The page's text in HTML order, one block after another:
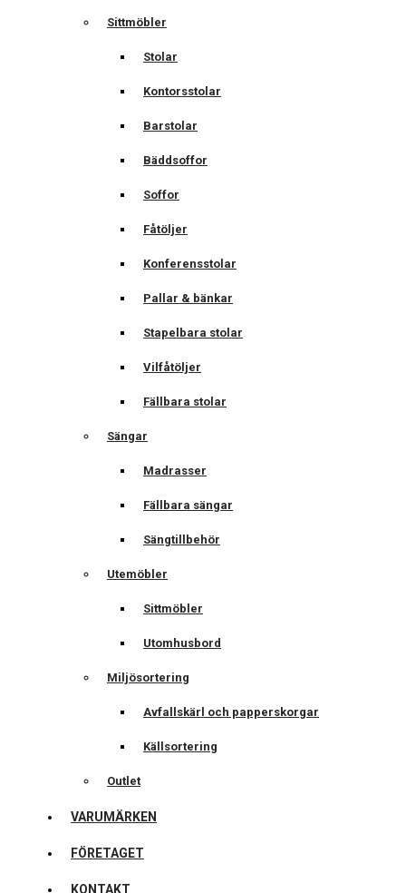
Sittmöbler
Stolar
Kontorsstolar
Barstolar
Bäddsoffor
Soffor
Fåtöljer
Konferensstolar
Pallar & bänkar
Stapelbara stolar
Vilfåtöljer
Fällbara stolar
Sängar
Madrasser
Fällbara sängar
Sängtillbehör
Utemöbler
Sittmöbler
Utomhusbord
Miljösortering
Avfallskärl och papperskorgar
Källsortering
Outlet
VARUMÄRKEN
FÖRETAGET
KONTAKT